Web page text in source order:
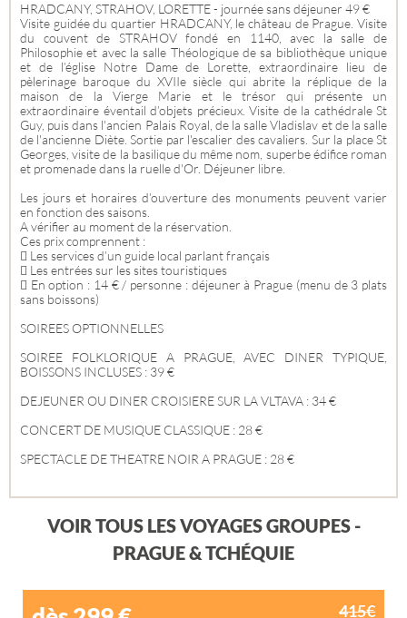
HRADCANY, STRAHOV, LORETTE - journée sans déjeuner 49 €
Visite guidée du quartier HRADCANY, le château de Prague. Visite
du couvent de STRAHOV fondé en 1140, avec la salle de
Philosophie et avec la salle Théologique de sa bibliothèque unique
et de l’église Notre Dame de Lorette, extraordinaire lieu de
pèlerinage baroque du XVIIe siècle qui abrite la réplique de la
maison de la Vierge Marie et le trésor qui présente un
extraordinaire éventail d’objets précieux. Visite de la cathédrale St
Guy, puis dans l'ancien Palais Royal, de la salle Vladislav et de la salle
de l'ancienne Diète. Sortie par l'escalier des cavaliers. Sur la place St
Georges, visite de la basilique du même nom, superbe édifice roman
et promenade dans la ruelle d'Or. Déjeuner libre.
Les jours et horaires d’ouverture des monuments peuvent varier
en fonction des saisons.
A vérifier au moment de la réservation.
Ces prix comprennent :
 Les services d’un guide local parlant français
 Les entrées sur les sites touristiques
 En option : 14 € / personne : déjeuner à Prague (menu de 3 plats
sans boissons)
SOIREES OPTIONNELLES
SOIREE FOLKLORIQUE A PRAGUE, AVEC DINER TYPIQUE,
BOISSONS INCLUSES : 39 €
DEJEUNER OU DINER CROISIERE SUR LA VLTAVA : 34 €
CONCERT DE MUSIQUE CLASSIQUE : 28 €
SPECTACLE DE THEATRE NOIR A PRAGUE : 28 €
VOIR TOUS LES VOYAGES GROUPES -
PRAGUE & TCHÉQUIE
415€